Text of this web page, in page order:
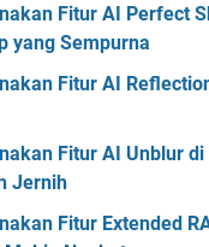
Fitur AI Perfect
yang Sempurna
Fitur AI
Fitur AI Unblur di
Jernih
Fitur Extended